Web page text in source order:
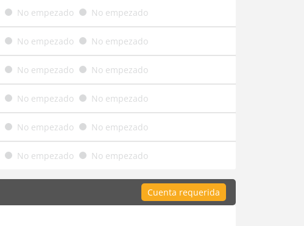
No empezado No empezado
No empezado No empezado
No empezado No empezado
No empezado No empezado
No empezado No empezado
No empezado No empezado
Cuenta requerida